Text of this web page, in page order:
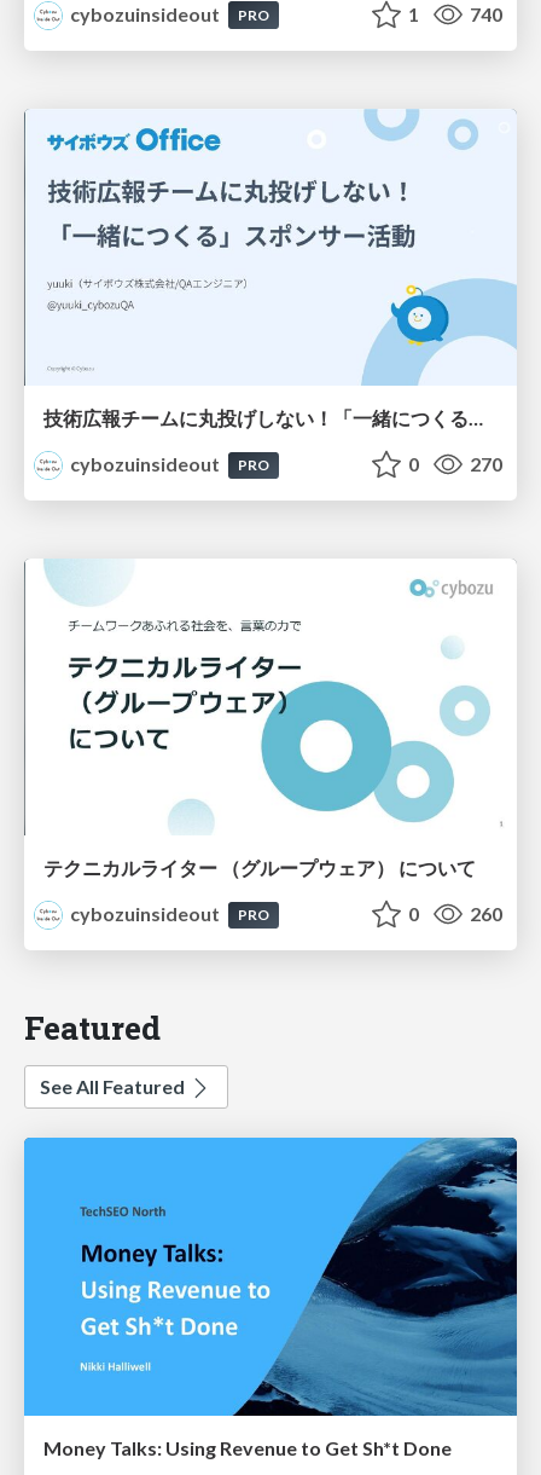
cybozuinsideout
PRO 1 740
技術広報チームに丸投げしない！「一緒につくる」スポンサー活動
cybozuinsideout
PRO 0 270
テクニカルライター （グループウェア） について
cybozuinsideout
PRO 0 260
Featured
See All Featured
Money Talks: Using Revenue to Get Sh*t Done